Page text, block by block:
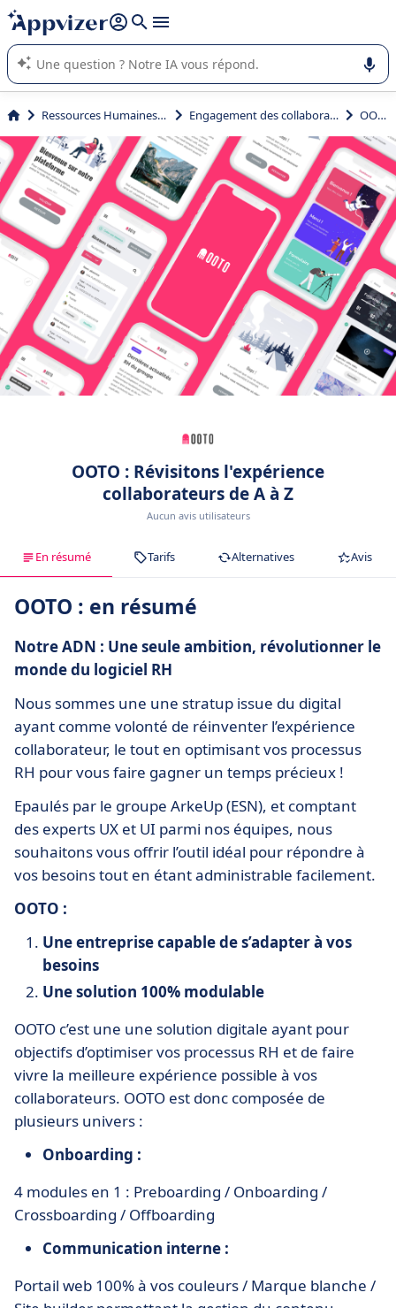
répondre (plusieurs lignes avec
L'IA de Appvizer vous guide dans l'utilisation ou la sélection de
logiciel SaaS en entreprise.
Ressources Humaines (RH) Engagement des collaborateurs OOTO
OOTO : Révisitons l'expérience
collaborateurs de A à Z
Aucun avis utilisateurs
En résumé Tarifs Alternatives Avis
OOTO : en résumé
Notre ADN : Une seule ambition, révolutionner le
monde du logiciel RH
Nous sommes une une stratup issue du digital
ayant comme volonté de réinventer l’expérience
collaborateur, le tout en optimisant vos processus
RH pour vous faire gagner un temps précieux !
Epaulés par le groupe ArkeUp (ESN), et comptant
des experts UX et UI parmi nos équipes, nous
souhaitons vous offrir l’outil idéal pour répondre à
vos besoins tout en étant administrable facilement.
OOTO :
Une entreprise capable de s’adapter à vos
besoins
Une solution 100% modulable
OOTO c’est une une solution digitale ayant pour
objectifs d’optimiser vos processus RH et de faire
vivre la meilleure expérience possible à vos
collaborateurs. OOTO est donc composée de
plusieurs univers :
Onboarding :
4 modules en 1 : Preboarding / Onboarding /
Crossboarding / Offboarding
Communication interne :
Portail web 100% à vos couleurs / Marque blanche /